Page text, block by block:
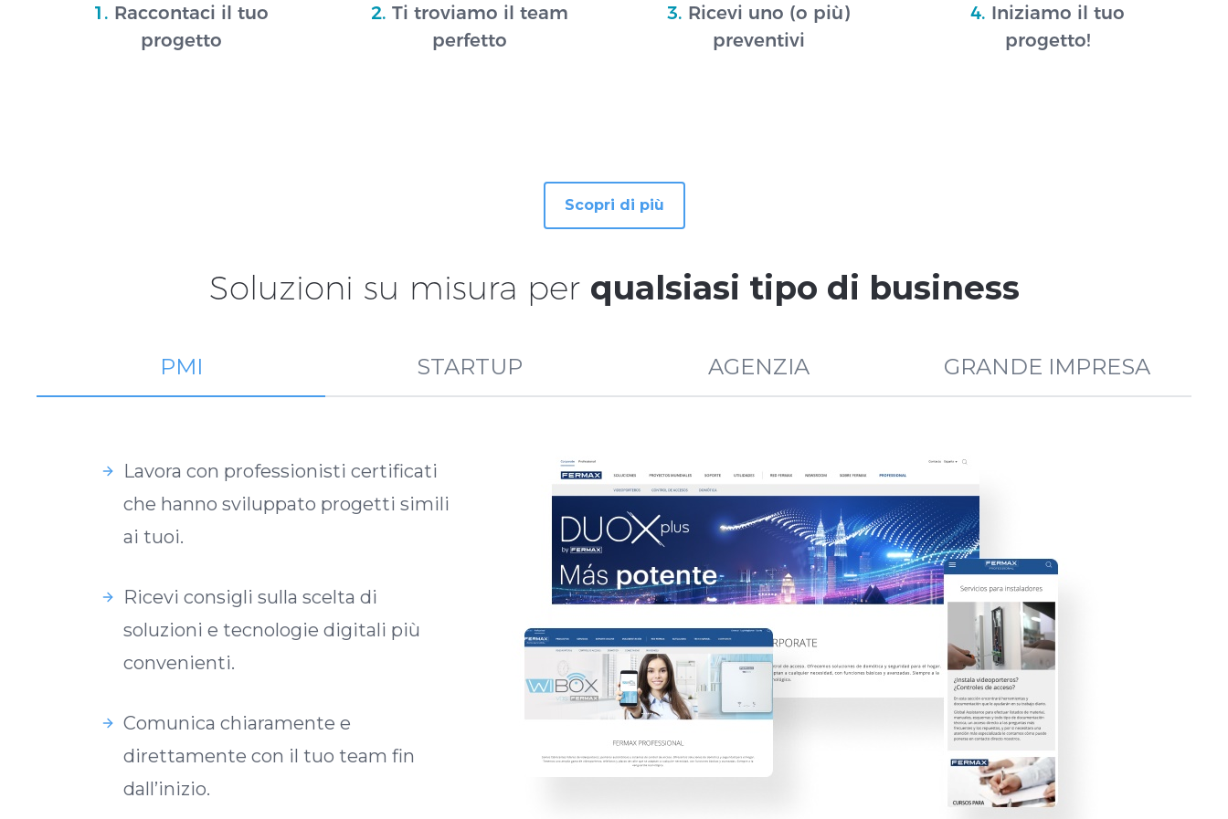
1. Raccontaci il tuo
progetto
2. Ti troviamo il team
perfetto
3. Ricevi uno (o più)
preventivi
4. Iniziamo il tuo
progetto!
Scopri di più
Soluzioni su misura per qualsiasi tipo di business
PMI STARTUP AGENZIA GRANDE IMPRESA
Lavora con professionisti certificati
che hanno sviluppato progetti simili
ai tuoi.
Ricevi consigli sulla scelta di
soluzioni e tecnologie digitali più
convenienti.
Comunica chiaramente e
direttamente con il tuo team fin
dall’inizio.